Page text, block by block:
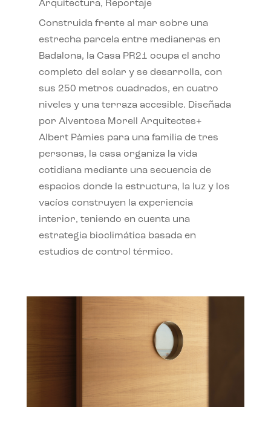
Arquitectura, Reportaje
Construida frente al mar sobre una
estrecha parcela entre medianeras en
Badalona, la Casa PR21 ocupa el ancho
completo del solar y se desarrolla, con
sus 250 metros cuadrados, en cuatro
niveles y una terraza accesible. Diseñada
por Alventosa Morell Arquitectes+
Albert Pàmies para una familia de tres
personas, la casa organiza la vida
cotidiana mediante una secuencia de
espacios donde la estructura, la luz y los
vacíos construyen la experiencia
interior, teniendo en cuenta una
estrategia bioclimática basada en
estudios de control térmico.